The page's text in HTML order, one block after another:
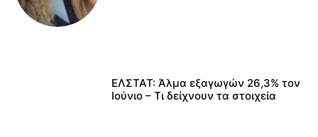
ΕΛΣΤΑΤ: Άλμα εξαγωγών 26,3% τον
Ιούνιο – Τι δείχνουν τα στοιχεία